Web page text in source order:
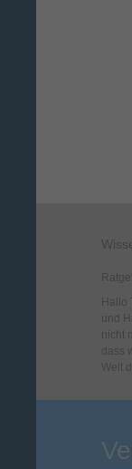
Hallo
und
nicht
dass
Welt